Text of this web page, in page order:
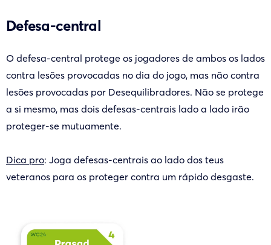
Defesa-central
O defesa-central protege os jogadores de ambos os lados
contra lesões provocadas no dia do jogo, mas não contra
lesões provocadas por Desequilibradores. Não se protege
a si mesmo, mas dois defesas-centrais lado a lado irão
proteger-se mutuamente.
Dica pro: Joga defesas-centrais ao lado dos teus
veteranos para os proteger contra um rápido desgaste.